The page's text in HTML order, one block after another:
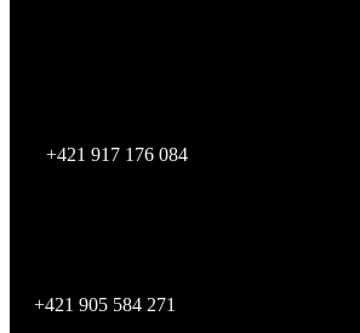
+421 917 176 084
+421 905 584 271